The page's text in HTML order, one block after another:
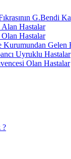
G.Bendi
Hastalar
Hastalar
Kurumundan Gelen
Uyruklu Hastalar
Olan Hastalar
?